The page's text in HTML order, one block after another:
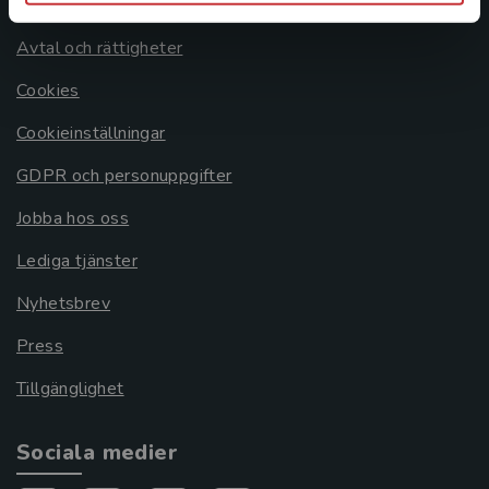
Om oss
Avtal och rättigheter
Cookies
Cookieinställningar
GDPR och personuppgifter
Jobba hos oss
Lediga tjänster
Nyhetsbrev
Press
Tillgänglighet
Sociala medier